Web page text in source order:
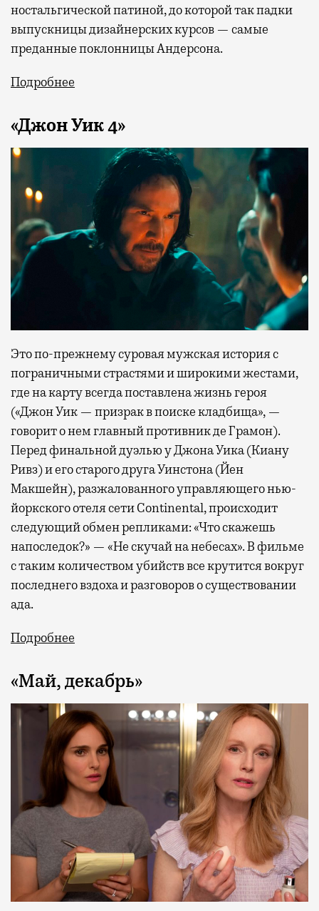
ностальгической патиной, до которой так падки
выпускницы дизайнерских курсов — самые
преданные поклонницы Андерсона.
Подробнее
«Джон Уик 4»
Это по-прежнему суровая мужская история с
пограничными страстями и широкими жестами,
где на карту всегда поставлена жизнь героя
(«Джон Уик — призрак в поиске кладбища», —
говорит о нем главный противник де Грамон).
Перед финальной дуэлью у Джона Уика (Киану
Ривз) и его старого друга Уинстона (Йен
Макшейн), разжалованного управляющего нью-
йоркского отеля сети Continental, происходит
следующий обмен репликами: «Что скажешь
напоследок?» — «Не скучай на небесах». В фильме
с таким количеством убийств все крутится вокруг
последнего вздоха и разговоров о существовании
ада.
Подробнее
«Май, декабрь»